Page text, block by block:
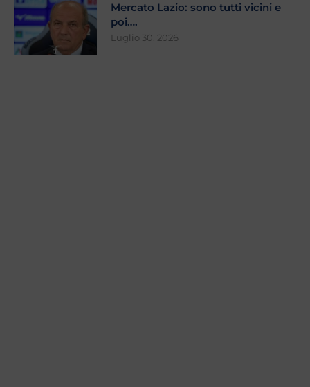
Mercato Lazio: sono tutti vicini e
poi….
Luglio 30, 2026